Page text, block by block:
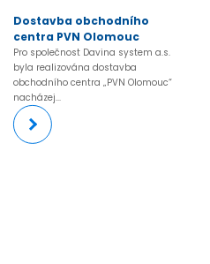
Dostavba obchodního
centra PVN Olomouc
Pro společnost Davina system a.s.
byla realizována dostavba
obchodního centra „PVN Olomouc“
nacházej...